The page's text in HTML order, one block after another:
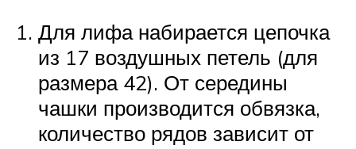
Для лифа набирается цепочка
из 17 воздушных петель (для
размера 42). От середины
чашки производится обвязка,
количество рядов зависит от